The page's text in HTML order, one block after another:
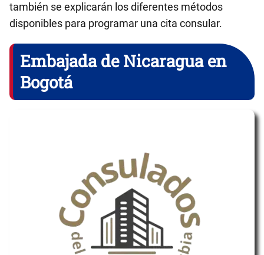
también se explicarán los diferentes métodos
disponibles para programar una cita consular.
Embajada de Nicaragua en
Bogotá